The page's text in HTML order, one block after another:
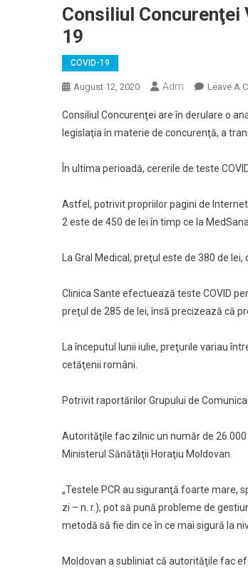
Consiliul Concurenţei
19
COVID-19
August 12, 2020 Adm Leave A
Consiliul Concurenţei are în derulare o
legislaţia în materie de concurenţă, a
În ultima perioadă, cererile de teste
Astfel, potrivit propriilor pagini de
2 este de 450 de lei în timp ce la
La Gral Medical, preţul este de 380 de
Clinica Sante efectuează teste COVID
preţul de 285 de lei, însă precizează că
La începutul lunii iulie, preţurile variau
cetăţenii români.
Potrivit raportărilor Grupului de
Autorităţile fac zilnic un număr de
Ministerul Sănătăţii Horaţiu Moldovan.
„Testele PCR au siguranţă foarte mare,
zi – n. r.), pot să pună probleme de
metodă să fie din ce în ce mai sigură la
Moldovan a subliniat că autorităţile fac